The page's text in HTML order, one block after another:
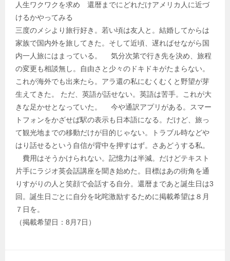
人生ワクワクを求め 還暦までにどれだけアメリカ人に近づ
けるかやってみる
三度のメシより旅行好き。若い頃は友人と。結婚してからは
家族で国内外を旅してきた。そして近頃、遅ればせながら国
内一人旅にはまっている。 気分次第で行き先を決め、旅程
の変更も相談無し。自由さと少々のドキドキがたまらない。
これが海外でも出来たら。アラ還の私にむくむくと野望が芽
生えてきた。 ただ、英語が話せない。英語は苦手。これが大
きな足かせとなっていた。 今や通訳アプリがある。スマー
トフォンをかざせば駅の表示も日本語になる。だけど、旅っ
て観光地までの移動だけが目的じゃない。トラブル時などや
はり話せるという自信が背中を押すはず。さあどうする私。
費用はそうかけられない。記憶力は半減。だけどテキスト
片手にラジオ英会話講座を聞き始めた。目標はあの街角を通
りすがりの人と笑顔で会話する自分。還暦まであと誕生日は3
回。誕生日ごとに自分を叱咤激励するために掲載希望は８月
７日を。
（掲載希望日：8月7日）